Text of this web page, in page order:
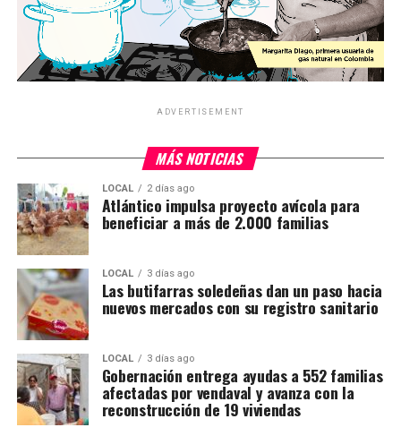
ADVERTISEMENT
MÁS NOTICIAS
LOCAL 2 días ago
Atlántico impulsa proyecto avícola para
beneficiar a más de 2.000 familias
LOCAL 3 días ago
Las butifarras soledeñas dan un paso hacia
nuevos mercados con su registro sanitario
LOCAL 3 días ago
Gobernación entrega ayudas a 552 familias
afectadas por vendaval y avanza con la
reconstrucción de 19 viviendas